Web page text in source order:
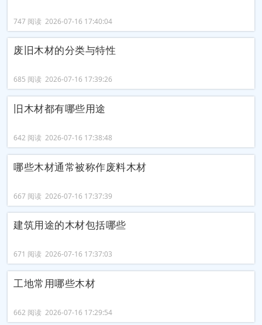
747 阅读 2026-07-16 17:40:04
废旧木材的分类与特性
685 阅读 2026-07-16 17:39:26
旧木材都有哪些用途
642 阅读 2026-07-16 17:38:48
哪些木材通常被称作废料木材
667 阅读 2026-07-16 17:37:39
建筑用途的木材包括哪些
671 阅读 2026-07-16 17:37:03
工地常用哪些木材
662 阅读 2026-07-16 17:29:54